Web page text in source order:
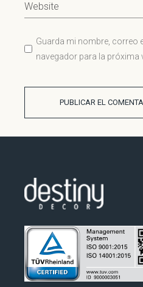
Guarda mi nombre, correo
navegador para la próxima
PUBLICAR EL